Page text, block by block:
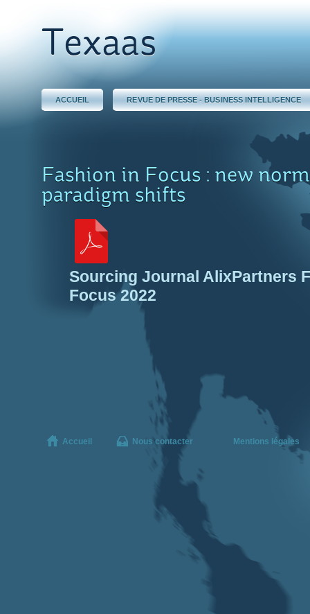
Texaas
ACCUEIL REVUE DE PRESSE - BUSINESS INTELLIGENCE
Fashion in Focus : new
paradigm shifts
Sourcing Journal AlixPartners
Focus 2022
Accueil Nous contacter Mentions légales